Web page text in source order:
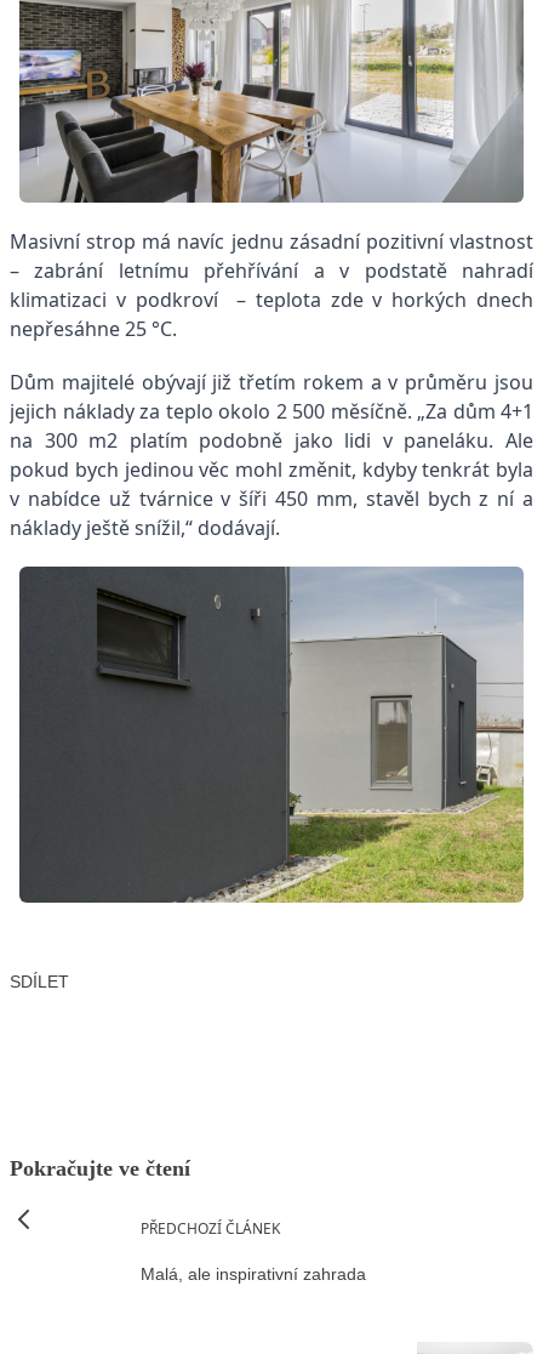
Masivní strop má navíc jednu zásadní pozitivní vlastnost
– zabrání letnímu přehřívání a v podstatě nahradí
klimatizaci v podkroví – teplota zde v horkých dnech
nepřesáhne 25 °C.
Dům majitelé obývají již třetím rokem a v průměru jsou
jejich náklady za teplo okolo 2 500 měsíčně. „Za dům 4+1
na 300 m2 platím podobně jako lidi v paneláku. Ale
pokud bych jedinou věc mohl změnit, kdyby tenkrát byla
v nabídce už tvárnice v šíři 450 mm, stavěl bych z ní a
náklady ještě snížil,“ dodávají.
SDÍLET
Pokračujte ve čtení
PŘEDCHOZÍ ČLÁNEK
Malá, ale inspirativní zahrada